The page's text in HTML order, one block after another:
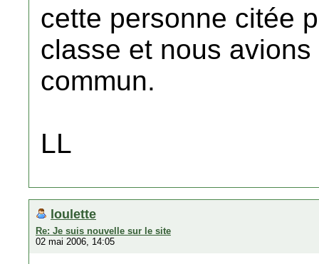
cette personne citée
classe et nous
commun.
LL
loulette
Re: Je suis nouvelle sur le site
02 mai 2006, 14:05